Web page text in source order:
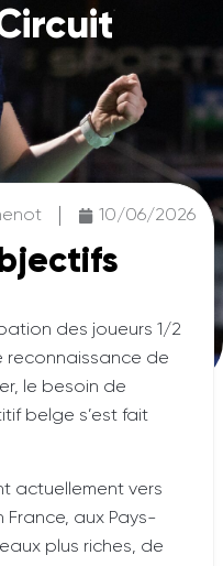
10/06/2026
des joueurs 1/2
reconnaissance de
le besoin de
belge s’est fait
actuellement vers
aux Pays-
plus riches, de